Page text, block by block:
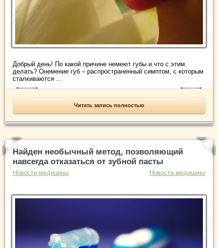
Добрый день! По какой причине немеют губы и что с этим
делать? Онемение губ – распространенный симптом, с которым
сталкиваются ...
Читать запись полностью
Найден необычный метод, позволяющий
навсегда отказаться от зубной пасты
Новости медицины Новости медицины